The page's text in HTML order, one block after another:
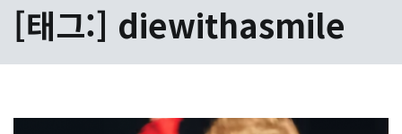
[태그:] diewithasmile